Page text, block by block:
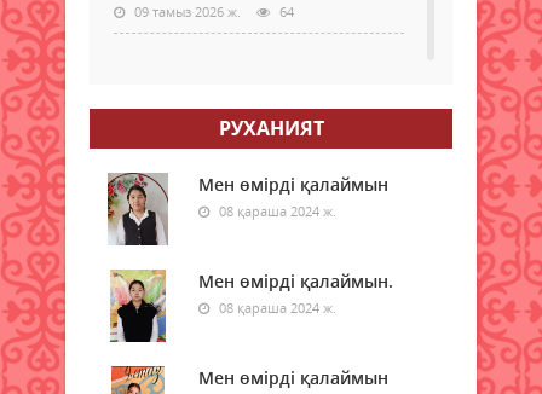
09 тамыз 2026 ж. 64
жариялады
09 тамыз 2026 ж. 65
"Қазақстан халқына" қоғамдық
қоры 350 білім беру грантын
бөлді
09 тамыз 2026 ж. 61
Қазақстанда электр энергиясын
жүздеген жылдар бойы көмірден
өндірмек
РУХАНИЯТ
Мен өмірді қалаймын
08 қараша 2024 ж.
Мен өмірді қалаймын.
08 қараша 2024 ж.
Мен өмірді қалаймын